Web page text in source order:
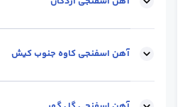
واحد :کیلوگرم محل تحویل :یزد
آهن اسفنجی کاوه جنوب کیش